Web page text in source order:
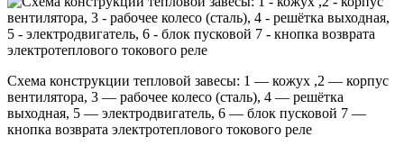
Схема конструкции тепловой завесы: 1 — кожух ,2 — корпус
вентилятора, 3 — рабочее колесо (сталь), 4 — решётка
выходная, 5 — электродвигатель, 6 — блок пусковой 7 —
кнопка возврата электротеплового токового реле